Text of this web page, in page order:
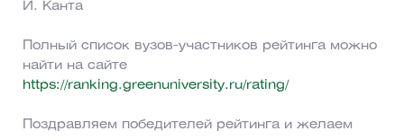
И. Канта
Полный список вузов-участников рейтинга можно
найти на сайте
https://ranking.greenuniversity.ru/rating/
Поздравляем победителей рейтинга и желаем